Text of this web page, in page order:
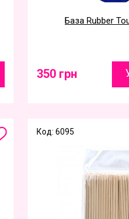
База Rubber
350 грн
Код: 6095